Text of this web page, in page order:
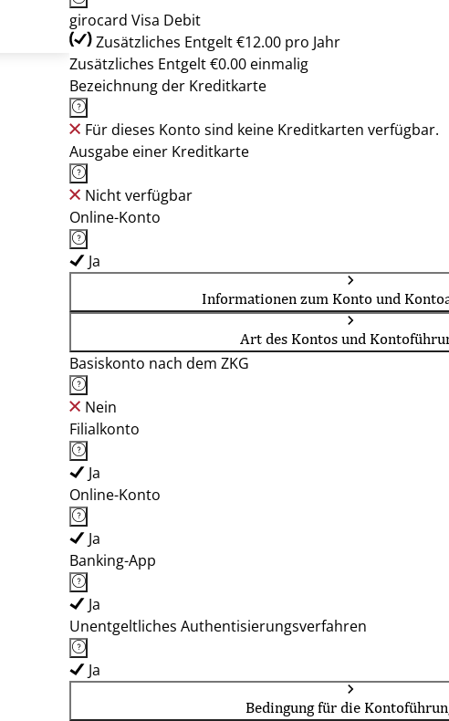
girocard Visa Debit
Zusätzliches Entgelt €12.00 pro Jahr
Zusätzliches Entgelt €0.00 einmalig
Bezeichnung der Kreditkarte
Für dieses Konto sind keine Kreditkarten verfügbar.
Ausgabe einer Kreditkarte
Nicht verfügbar
Online-Konto
Ja
Informationen zum Konto und
Art des Kontos und
Basiskonto nach dem ZKG
Nein
Filialkonto
Ja
Online-Konto
Ja
Banking-App
Ja
Unentgeltliches Authentisierungsverfahren
Ja
Bedingung für die